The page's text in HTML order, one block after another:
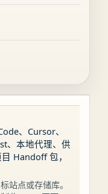
、Cursor、
、本地代理、供
Handoff 包，
站点或存储库。